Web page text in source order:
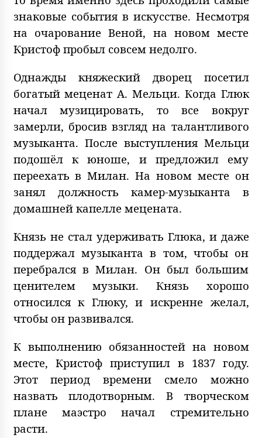
знаковые события в искусстве. Несмотря
на очарование Веной, на новом месте
Кристоф пробыл совсем недолго.
Однажды княжеский дворец посетил
богатый меценат А. Мельци. Когда Глюк
начал музицировать, то все вокруг
замерли, бросив взгляд на талантливого
музыканта. После выступления Мельци
подошёл к юноше, и предложил ему
переехать в Милан. На новом месте он
занял должность камер-музыканта в
домашней капелле мецената.
Князь не стал удерживать Глюка, и даже
поддержал музыканта в том, чтобы он
перебрался в Милан. Он был большим
ценителем музыки. Князь хорошо
относился к Глюку, и искренне желал,
чтобы он развивался.
К выполнению обязанностей на новом
месте, Кристоф приступил в 1837 году.
Этот период времени смело можно
назвать плодотворным. В творческом
плане маэстро начал стремительно
расти.